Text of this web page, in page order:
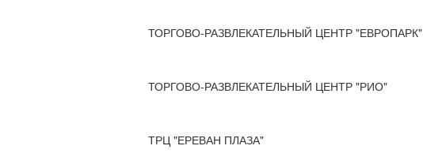
ТОРГОВО-РАЗВЛЕКАТЕЛЬНЫЙ ЦЕНТР "ЕВРОПАРК"
ТОРГОВО-РАЗВЛЕКАТЕЛЬНЫЙ ЦЕНТР "РИО"
ТРЦ "ЕРЕВАН ПЛАЗА"